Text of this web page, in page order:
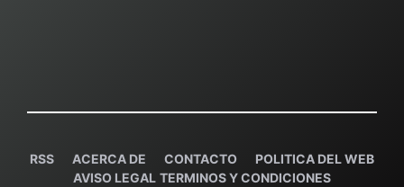
RSS ACERCA DE CONTACTO
POLITICA DEL WEB
AVISO LEGAL TERMINOS Y CONDICIONES